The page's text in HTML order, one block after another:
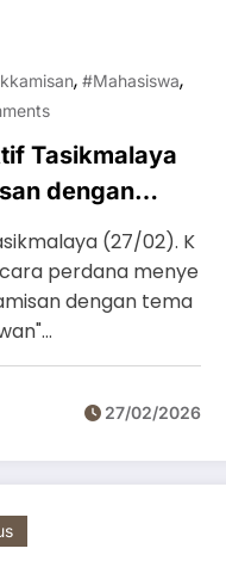
, #mahasiswa,
Tasikmalaya
dengan
Ya Melawan”
(27/02). K
perdana menye
dengan tema
27/02/2026